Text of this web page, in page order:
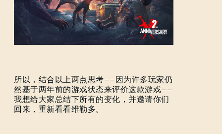
所以，结合以上两点思考——因为许多玩家仍
然基于两年前的游戏状态来评价这款游戏——
我想给大家总结下所有的变化，并邀请你们
回来，重新看看维勒多。